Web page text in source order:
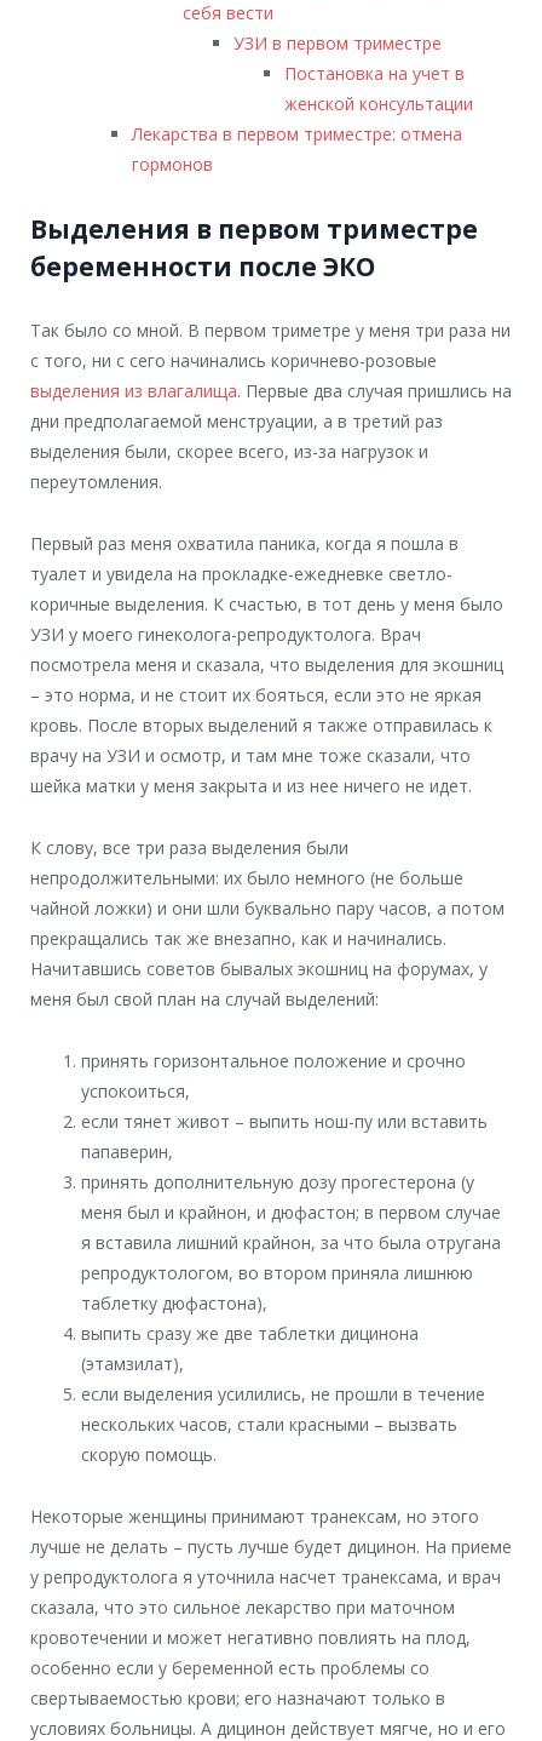
себя вести
УЗИ в первом триместре
Постановка на учет в
женской консультации
Лекарства в первом триместре: отмена
гормонов
Выделения в первом триместре
беременности после ЭКО
Так было со мной. В первом триметре у меня три раза ни
с того, ни с сего начинались коричнево-розовые
выделения из влагалища. Первые два случая пришлись на
дни предполагаемой менструации, а в третий раз
выделения были, скорее всего, из-за нагрузок и
переутомления.
Первый раз меня охватила паника, когда я пошла в
туалет и увидела на прокладке-ежедневке светло-
коричные выделения. К счастью, в тот день у меня было
УЗИ у моего гинеколога-репродуктолога. Врач
посмотрела меня и сказала, что выделения для экошниц
– это норма, и не стоит их бояться, если это не яркая
кровь. После вторых выделений я также отправилась к
врачу на УЗИ и осмотр, и там мне тоже сказали, что
шейка матки у меня закрыта и из нее ничего не идет.
К слову, все три раза выделения были
непродолжительными: их было немного (не больше
чайной ложки) и они шли буквально пару часов, а потом
прекращались так же внезапно, как и начинались.
Начитавшись советов бывалых экошниц на форумах, у
меня был свой план на случай выделений:
принять горизонтальное положение и срочно
успокоиться,
если тянет живот – выпить нош-пу или вставить
папаверин,
принять дополнительную дозу прогестерона (у
меня был и крайнон, и дюфастон; в первом случае
я вставила лишний крайнон, за что была отругана
репродуктологом, во втором приняла лишнюю
таблетку дюфастона),
выпить сразу же две таблетки дицинона
(этамзилат),
если выделения усилились, не прошли в течение
нескольких часов, стали красными – вызвать
скорую помощь.
Некоторые женщины принимают транексам, но этого
лучше не делать – пусть лучше будет дицинон. На приеме
у репродуктолога я уточнила насчет транексама, и врач
сказала, что это сильное лекарство при маточном
кровотечении и может негативно повлиять на плод,
особенно если у беременной есть проблемы со
свертываемостью крови; его назначают только в
условиях больницы. А дицинон действует мягче, но и его